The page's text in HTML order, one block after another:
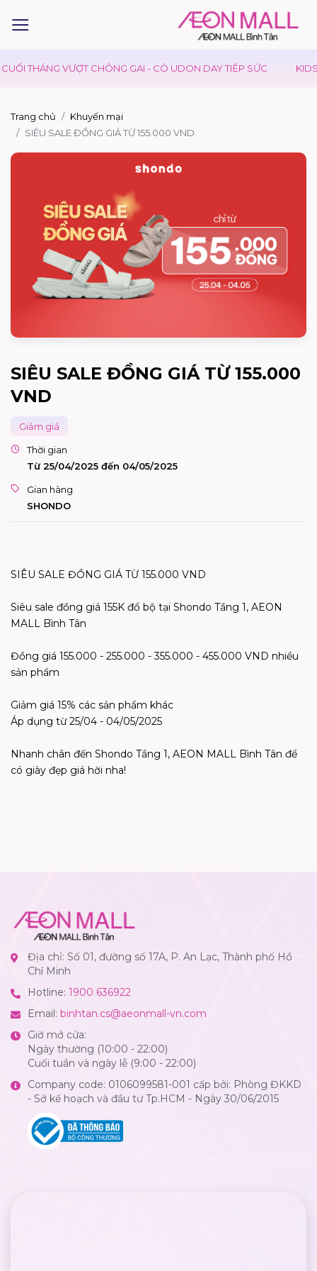
THÁNG VƯỢT CHÔNG GAI - CÓ UDON DAY TIẾP SỨC KIDS
Trang chủ
Khuyến mại
SIÊU SALE ĐỒNG GIÁ TỪ 155.000 VND
SIÊU SALE ĐỒNG GIÁ TỪ 155.000
VND
Giảm giá
Thời gian
Từ 25/04/2025 đến 04/05/2025
Gian hàng
SHONDO
SIÊU SALE ĐỒNG GIÁ TỪ 155.000 VND
Siêu sale đồng giá 155K đổ bộ tại Shondo Tầng 1, AEON
MALL Bình Tân
Đồng giá 155.000 - 255.000 - 355.000 - 455.000 VND nhiều
sản phẩm
Giảm giá 15% các sản phẩm khác
Áp dụng từ 25/04 - 04/05/2025
Nhanh chân đến Shondo Tầng 1, AEON MALL Bình Tân để
có giày đẹp giá hời nha!
Địa chỉ: Số 01, đường số 17A, P. An Lạc, Thành phố Hồ
Chí Minh
Hotline: 1900 636922
Email: binhtan.cs@aeonmall-vn.com
Giờ mở cửa:
Ngày thường (10:00 - 22:00)
Cuối tuần và ngày lễ (9:00 - 22:00)
Company code: 0106099581-001 cấp bởi: Phòng ĐKKD
- Sở kế hoạch và đầu tư Tp.HCM - Ngày 30/06/2015